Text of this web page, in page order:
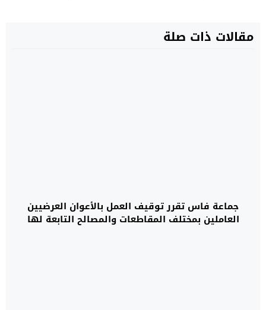
مقالات ذات صلة
جماعة فاس تقرر توقيف العمل بالأعوان العرضيين
العاملين بمختلف المقاطعات والمصالح التابعة لها